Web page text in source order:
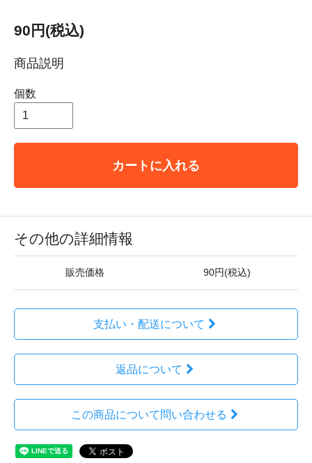
90円(税込)
商品説明
個数
カートに入れる
その他の詳細情報
販売価格 90円(税込)
支払い・配送について
返品について
この商品について問い合わせる